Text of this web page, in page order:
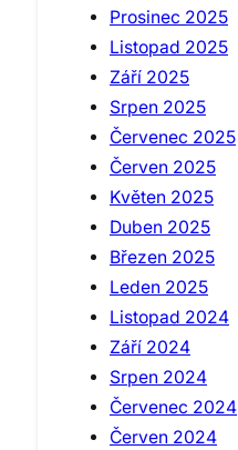
Prosinec 2025
Listopad 2025
Září 2025
Srpen 2025
Červenec 2025
Červen 2025
Květen 2025
Duben 2025
Březen 2025
Leden 2025
Listopad 2024
Září 2024
Srpen 2024
Červenec 2024
Červen 2024